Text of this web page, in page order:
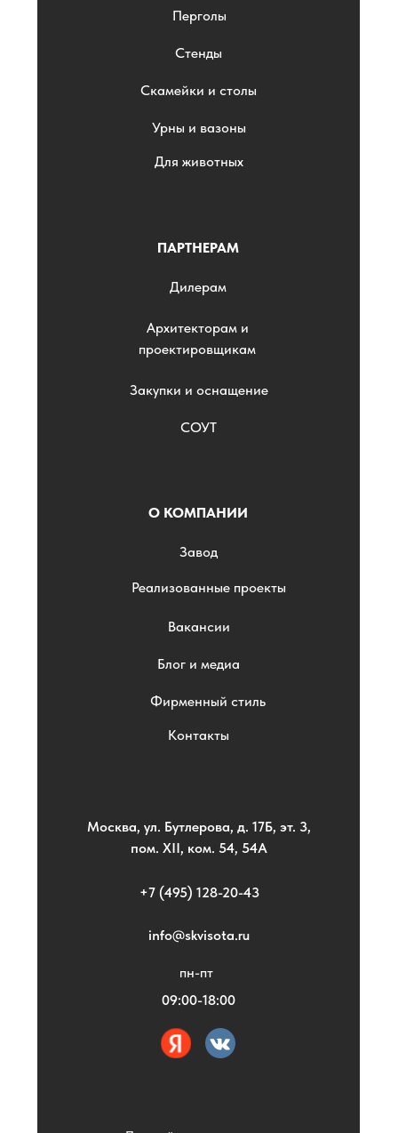
ПАРТНЕРАМ
Архитекторам и
проектировщикам
Дилерам
Закупки и оснащение
СОУТ
О КОМПАНИИ
Завод
Реализованные проекты
Вакансии
Блог и медиа
Фирменный стиль
Контакты
+7 (495) 128-20-43
info@skvisota.ru
Москва, ул. Бутлерова, д. 17Б, эт. 3,
пом. XII, ком. 54, 54А
пн-пт
09:00-18:00
Перголы
Стенды
Скамейки и столы
Урны и вазоны
Для животных